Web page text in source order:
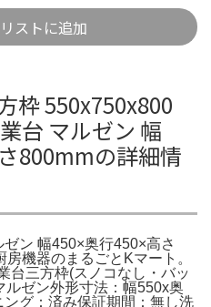
ストに追加
枠 550x750x800
台 マルゼン 幅
800mmの詳細情
ン 幅450×奥行450×高さ
機器のまるごとKマート。
台三方枠(スノコなし・バッ
ルゼン外形寸法：幅550x奥
グ：済み保証期間：無し洗